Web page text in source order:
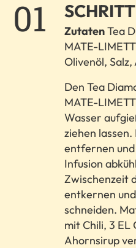
1.
SCHRITT
ZutatenTea
MATE-
Olivenöl,
Den Tea
MATE-
Wasser
ziehen
entfernen
Infusion
Zwischenzeit
entkernen
schneiden.
mit Chili, 3 EL
Ahornsirup